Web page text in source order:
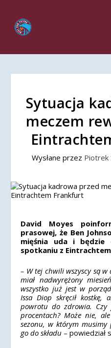
Sytuacja
meczem
Wysłane przez Piotrek
David Moyes
prasowej, że Ben
mięśnia uda i
spotkaniu z
– W tej chwili wszyscy są
miał nadwyrężony
wszystko już jest w
Issa Diop skręcił kostkę,
powrotu do zdrowia.
procentach? Może nie,
sezonu, w którym
go do składu – powiedział